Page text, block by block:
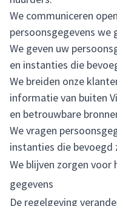
We communiceren
persoonsgegevens we
We geven uw
en instanties die
We breiden onze
informatie van buiten
en betrouwbare
We vragen
instanties die bevoegd
We blijven zorgen voor
gegevens
De regelgeving